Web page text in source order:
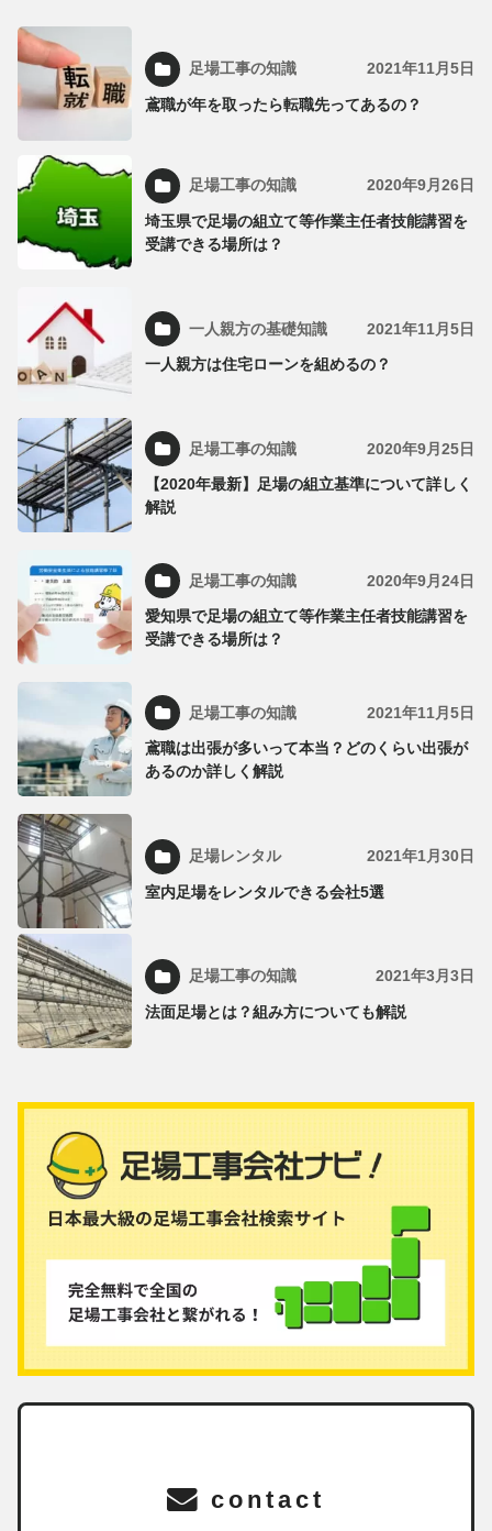
足場工事の知識 2021年11月5日
鳶職が年を取ったら転職先ってあるの？
足場工事の知識 2020年9月26日
埼玉県で足場の組立て等作業主任者技能講習を
受講できる場所は？
一人親方の基礎知識 2021年11月5日
一人親方は住宅ローンを組めるの？
足場工事の知識 2020年9月25日
【2020年最新】足場の組立基準について詳しく
解説
足場工事の知識 2020年9月24日
愛知県で足場の組立て等作業主任者技能講習を
受講できる場所は？
足場工事の知識 2021年11月5日
鳶職は出張が多いって本当？どのくらい出張が
あるのか詳しく解説
足場レンタル 2021年1月30日
室内足場をレンタルできる会社5選
足場工事の知識 2021年3月3日
法面足場とは？組み方についても解説
contact